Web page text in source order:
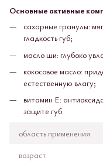
Основные активные
сахарные гранулы:
гладкость губ;
масло ши: глубоко
кокосовое масло:
естественную влагу;
витамин E:
защите губ.
область применения
возраст